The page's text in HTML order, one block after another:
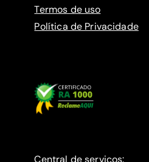
Termos de uso
Política de Privacidade